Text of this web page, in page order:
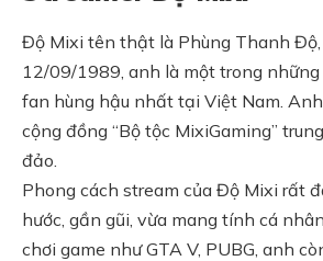
Độ Mixi tên thật là Phùng Thanh
12/09/1989, anh là một trong những
fan hùng hậu nhất tại Việt Nam.
cộng đồng “Bộ tộc MixiGaming”
đảo.
Phong cách stream của Độ Mixi rất
hước, gần gũi, vừa mang tính cá
chơi game như GTA V, PUBG, anh